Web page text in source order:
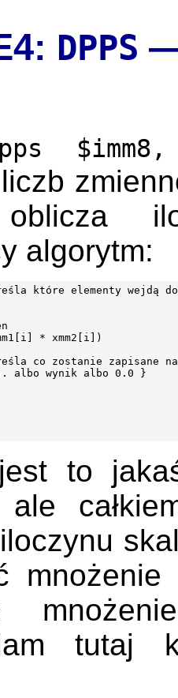
DPPS
$imm8,
algorytm:
które elementy wejdą
* xmm2[i])
co zostanie zapisane
albo wynik albo 0.0 }
to
ale
tutaj